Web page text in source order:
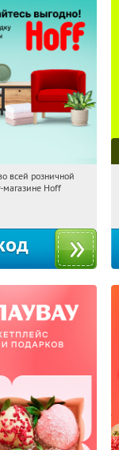
Получили:
всей розничной
магазине Hoff